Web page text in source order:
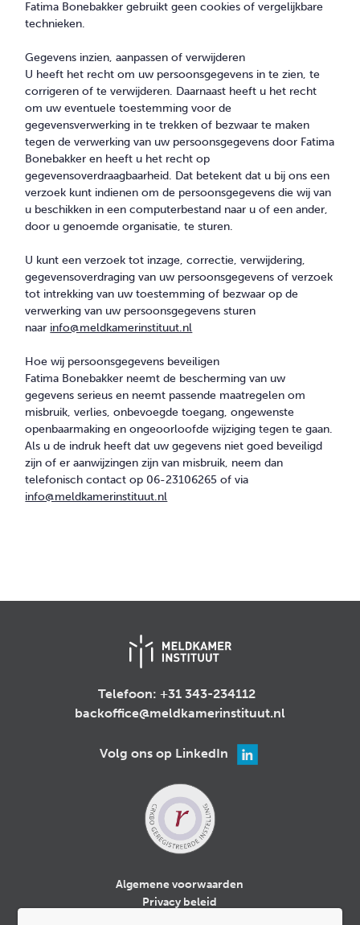
Fatima Bonebakker gebruikt geen cookies of vergelijkbare
technieken.
Gegevens inzien, aanpassen of verwijderen
U heeft het recht om uw persoonsgegevens in te zien, te
corrigeren of te verwijderen. Daarnaast heeft u het recht
om uw eventuele toestemming voor de
gegevensverwerking in te trekken of bezwaar te maken
tegen de verwerking van uw persoonsgegevens door Fatima
Bonebakker en heeft u het recht op
gegevensoverdraagbaarheid. Dat betekent dat u bij ons een
verzoek kunt indienen om de persoonsgegevens die wij van
u beschikken in een computerbestand naar u of een ander,
door u genoemde organisatie, te sturen.
U kunt een verzoek tot inzage, correctie, verwijdering,
gegevensoverdraging van uw persoonsgegevens of verzoek
tot intrekking van uw toestemming of bezwaar op de
verwerking van uw persoonsgegevens sturen
naar info@meldkamerinstituut.nl
Hoe wij persoonsgegevens beveiligen
Fatima Bonebakker neemt de bescherming van uw
gegevens serieus en neemt passende maatregelen om
misbruik, verlies, onbevoegde toegang, ongewenste
openbaarmaking en ongeoorloofde wijziging tegen te gaan.
Als u de indruk heeft dat uw gegevens niet goed beveiligd
zijn of er aanwijzingen zijn van misbruik, neem dan
telefonisch contact op 06-23106265 of via
info@meldkamerinstituut.nl
Telefoon: +31 343-234112
backoffice@meldkamerinstituut.nl
Volg ons op LinkedIn
Algemene voorwaarden
Privacy beleid